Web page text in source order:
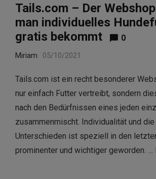
Tails.com – Der
man individuelles
gratis bekommt
0
Miriam 05/10/2021
Tails.com ist ein recht besonderer
nur einfach Futter vertreibt, sondern
nach den Bedürfnissen eines jeden
zusammenmischt. Individualität und
Unterschieden ist speziell in den
prominenter und wichtiger geworden. …